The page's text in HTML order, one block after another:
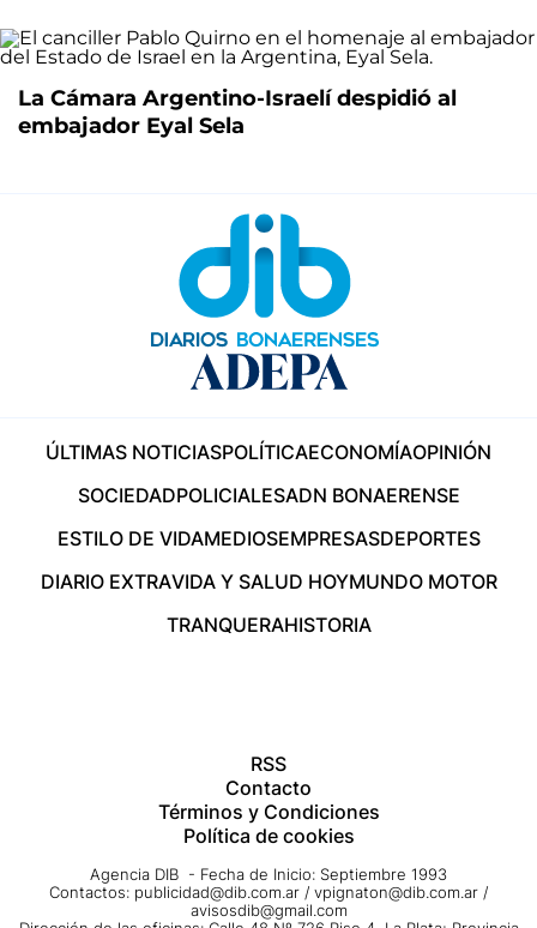
La Cámara Argentino-Israelí despidió al
embajador Eyal Sela
ÚLTIMAS NOTICIASPOLÍTICAECONOMÍAOPINIÓN
SOCIEDADPOLICIALESADN BONAERENSE
ESTILO DE VIDAMEDIOSEMPRESASDEPORTES
DIARIO EXTRAVIDA Y SALUD HOYMUNDO MOTOR
TRANQUERAHISTORIA
RSS
Contacto
Términos y Condiciones
Política de cookies
Agencia DIB - Fecha de Inicio: Septiembre 1993
Contactos: publicidad@dib.com.ar / vpignaton@dib.com.ar /
avisosdib@gmail.com